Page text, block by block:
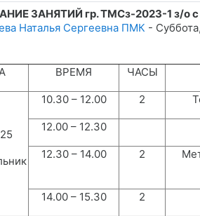
ЗАНЯТИЙ гр. ТМСз-2023-1 з/о с
Наталья Сергеевна ПМК -
ответов: 0
ВРЕМЯ ЧАСЫ
10.30 – 12.00 2
12.00 – 12.30
12.30 – 14.00 2
14.00 – 15.30 2